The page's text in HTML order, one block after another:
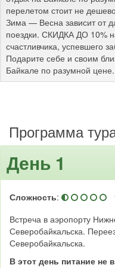
перелетом стоит не
Зима — Весна зависит от
поездки. СКИДКА ДО 10%
счастливчика, успевшего
Подарите себе и своим
Байкале по разумной цене.
Программа
День 1
Сложность:
Встреча в аэропорту
Северобайкальска.
Северобайкальска.
В этот день питание не